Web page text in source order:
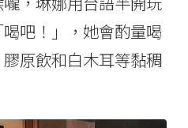
吧！」，她會酌量喝
原飲和白木耳等黏稠